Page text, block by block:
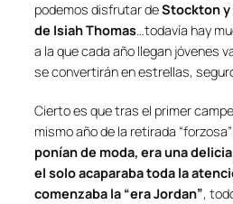
podemos disfrutar deStockton y
de Isiah Thomas…todavía hay
a la que cada año llegan jóvenes
se convertirán en estrellas,
Cierto es que tras el primer
mismo año de la retirada “forzosa”
ponían de moda, era una
el solo acaparaba toda la
comenzaba la “era Jordan”,